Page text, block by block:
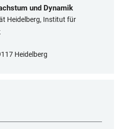
und Dynamik
Heidelberg, Institut für
Heidelberg